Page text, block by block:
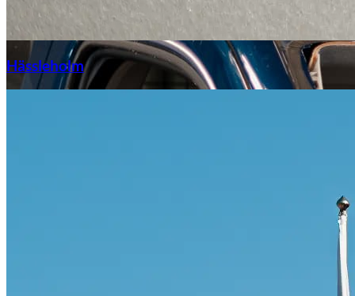
Hässleholm